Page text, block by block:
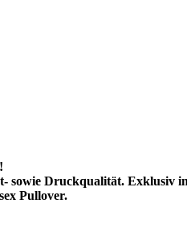
sowie Druckqualität. Exklusiv
Pullover.